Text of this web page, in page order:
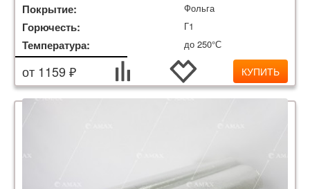
Покрытие: Фольга
Горючесть: Г1
Температура: до 250°С
от 1159 ₽ КУПИТЬ